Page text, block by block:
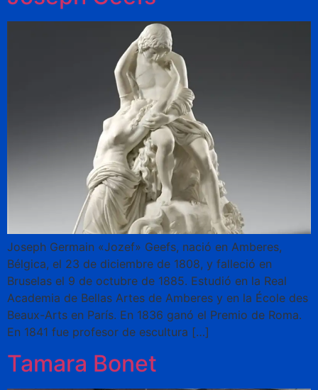
Joseph Germain «Jozef» Geefs, nació en Amberes,
Bélgica, el 23 de diciembre de 1808, y falleció en
Bruselas el 9 de octubre de 1885.​ Estudió en la Real
Academia de Bellas Artes de Amberes y en la École des
Beaux-Arts en París. En 1836 ganó el Premio de Roma.
En 1841 fue profesor de escultura […]
Tamara Bonet